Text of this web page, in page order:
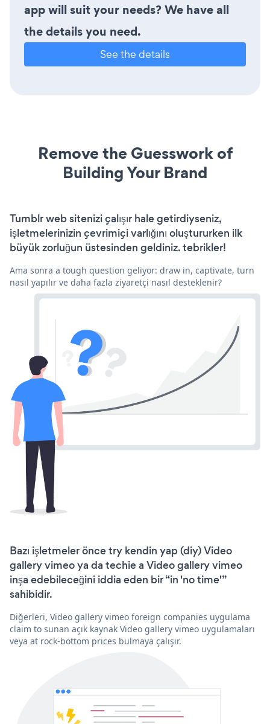
app will suit your needs? We have all
the details you need.
See the details
Remove the Guesswork of
Building Your Brand
Tumblr web sitenizi çalışır hale getirdiyseniz,
işletmelerinizin çevrimiçi varlığını oluştururken ilk
büyük zorluğun üstesinden geldiniz. tebrikler!
Ama sonra a tough question geliyor: draw in, captivate, turn
nasıl yapılır ve daha fazla ziyaretçi nasıl desteklenir?
Bazı işletmeler önce try kendin yap (diy) Video
gallery vimeo ya da techie a Video gallery vimeo
inşa edebileceğini iddia eden bir “in 'no time'”
sahibidir.
Diğerleri, Video gallery vimeo foreign companies uygulama
claim to sunan açık kaynak Video gallery vimeo uygulamaları
veya at rock-bottom prices bulmaya çalışır.